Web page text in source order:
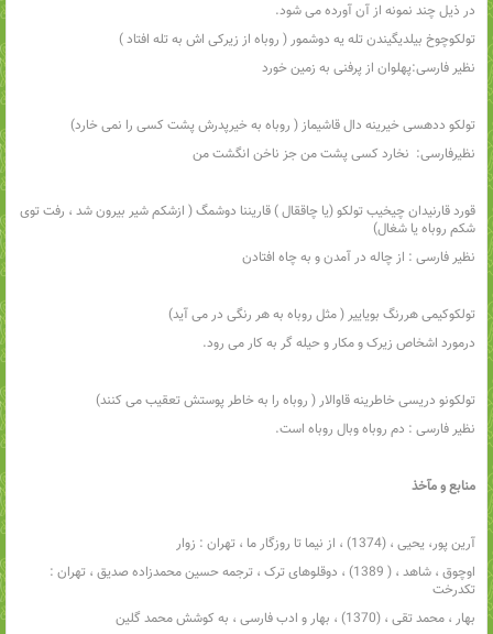
در ذیل چند نمونه از آن آورده می شود.
تولکوچوخ بیلدیگیندن تله یه دوشمور ( روباه از زیرکی اش به تله افتاد )
نظیر فارسی:‌پهلوان از پرفنی به زمین خورد
تولکو ددهسی خیرینه دال قاشیماز ( روباه به خیرپدرش پشت کسی را نمی خارد)
نظیرفارسی: نخارد کسی پشت من جز ناخن انگشت من
قورد قارنیدان چیخیب تولکو (یا چاققال ) قاریننا دوشمگ ( ازشکم شیر بیرون شد‌‌ ، رفت توی
شکم روباه یا شغال)
نظیر فارسی : از چاله در آمدن و به چاه افتادن
تولکوکیمی هررنگ بویاییر ( مثل روباه به هر رنگی در می آید)
درمورد اشخاص زیرک و مکار و حیله گر به کار می رود.
تولکونو دریسی خاطرینه قاوالار ( روباه را به خاطر پوستش تعقیب می کنند)
نظیر فارسی : دم روباه وبال روباه است.
منابع و مآخذ
آرین پور، ‌یحیی‌‌ ، (1374)‌‌ ، از نیما تا روزگار ما‌ ، ‌تهران : زوار
اوچوق‌‌ ، ‌شاهد‌‌ ، ( 1389)‌ ، دوقلوهای ترک‌ ، ‌ترجمه حسین محمدزاده صدیق‌‌ ، تهران :‌
تکدرخت
بهار‌ ، ‌محمد تقی‌‌ ، (‌1370)‌‌ ، بهار و ادب فارسی‌‌ ، به کوشش محمد گلین